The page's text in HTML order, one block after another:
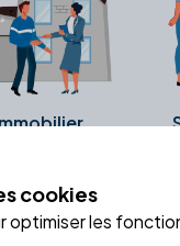
de la fiche
cookies
optimiser les